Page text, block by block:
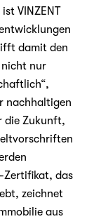
VINZENT
damit den
nicht nur
nachhaltigen
die Zukunft,
Zertifikat, das
zeichnet
aus